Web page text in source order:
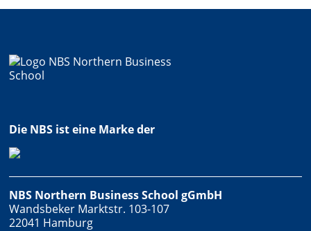
Die NBS ist eine Marke der
NBS Northern Business School gGmbH
Wandsbeker Marktstr. 103-107
22041 Hamburg